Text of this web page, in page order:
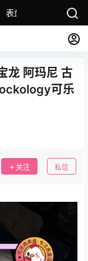
表盘精选 名表故事
龙 阿玛尼 古
可乐
关注 私信